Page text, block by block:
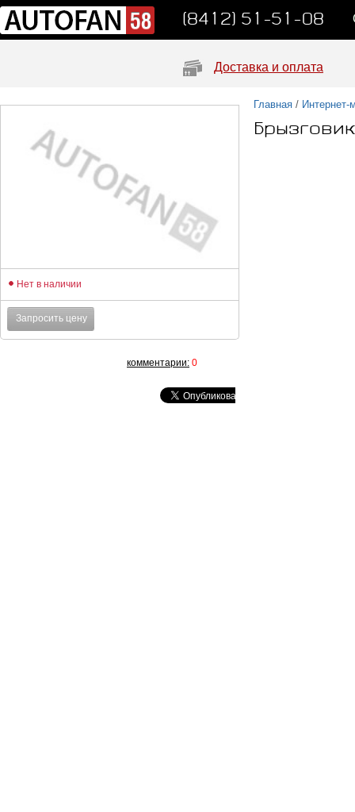
(8412) 51-51-08
Доставка и оплата
Главная / Интернет-
Нет в наличии
Запросить цену
комментарии: 0